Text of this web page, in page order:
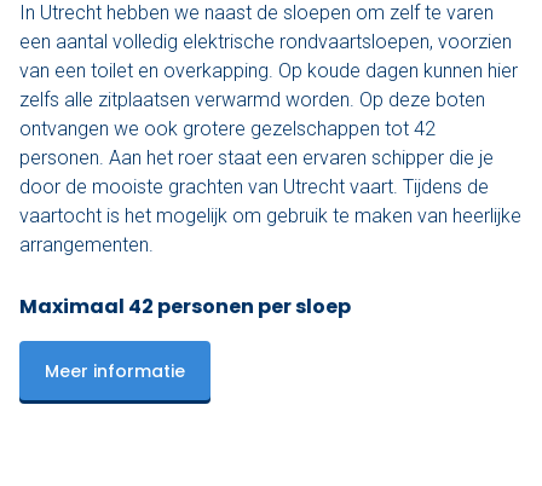
In Utrecht hebben we naast de sloepen om zelf te varen
een aantal volledig elektrische rondvaartsloepen, voorzien
van een toilet en overkapping. Op koude dagen kunnen hier
zelfs alle zitplaatsen verwarmd worden. Op deze boten
ontvangen we ook grotere gezelschappen tot 42
personen. Aan het roer staat een ervaren schipper die je
door de mooiste grachten van Utrecht vaart. Tijdens de
vaartocht is het mogelijk om gebruik te maken van heerlijke
arrangementen.
Maximaal 42 personen per sloep
Meer informatie